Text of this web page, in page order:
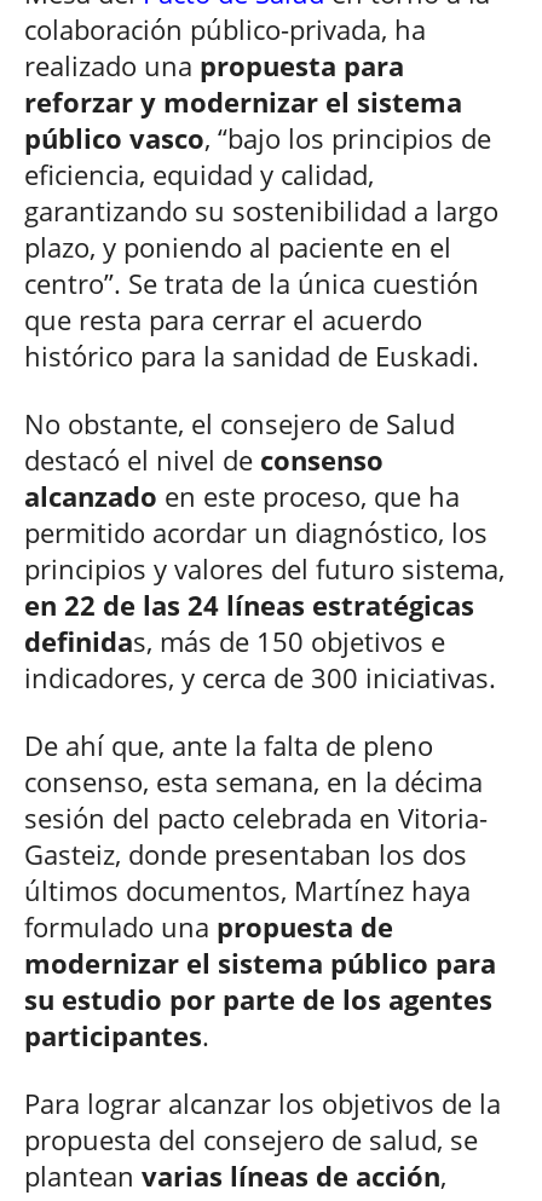
colaboración público-privada, ha
realizado una propuesta para
reforzar y modernizar el sistema
público vasco, “bajo los principios de
eficiencia, equidad y calidad,
garantizando su sostenibilidad a largo
plazo, y poniendo al paciente en el
centro”. Se trata de la única cuestión
que resta para cerrar el acuerdo
histórico para la sanidad de Euskadi.
No obstante, el consejero de Salud
destacó el nivel de consenso
alcanzado en este proceso, que ha
permitido acordar un diagnóstico, los
principios y valores del futuro sistema,
en 22 de las 24 líneas estratégicas
definidas, más de 150 objetivos e
indicadores, y cerca de 300 iniciativas.
De ahí que, ante la falta de pleno
consenso, esta semana, en la décima
sesión del pacto celebrada en Vitoria-
Gasteiz, donde presentaban los dos
últimos documentos, Martínez haya
formulado una propuesta de
modernizar el sistema público para
su estudio por parte de los agentes
participantes.
Para lograr alcanzar los objetivos de la
propuesta del consejero de salud, se
plantean varias líneas de acción,